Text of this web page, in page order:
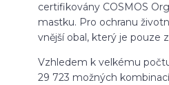
certifikovány COSMOS
mastku. Pro ochranu
vnější obal, který je pouze
Vzhledem k velkému
29 723 možných